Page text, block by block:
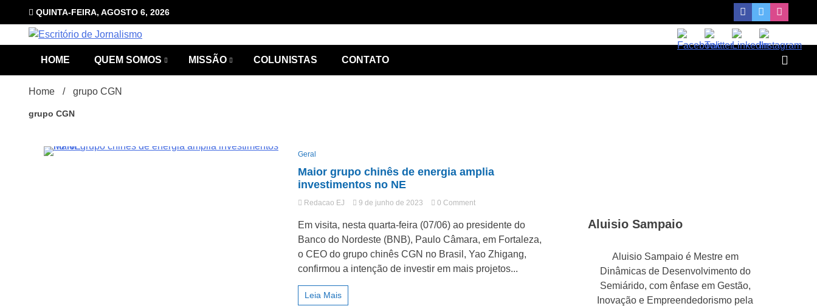
content
QUINTA-FEIRA, AGOSTO 6, 2026
Escritório de
Jornalismo
HOME
QUEM SOMOS MISSÃO COLUNISTAS CONTATO
Home grupo CGN
grupo CGN
Geral
Maior grupo chinês de energia amplia
investimentos no NE
Redacao EJ 9 de junho de 2023 0 Commenton
grupo
de
energia
amplia
Em visita, nesta quarta-feira (07/06) ao presidente do
Banco do Nordeste (BNB), Paulo Câmara, em Fortaleza,
o CEO do grupo chinês CGN no Brasil, Yao Zhigang,
confirmou a intenção de investir em mais projetos...
Leia Mais
Aluisio Sampaio
Aluisio Sampaio é Mestre em
Dinâmicas de Desenvolvimento do
Semiárido, com ênfase em Gestão,
Inovação e Empreendedorismo pela